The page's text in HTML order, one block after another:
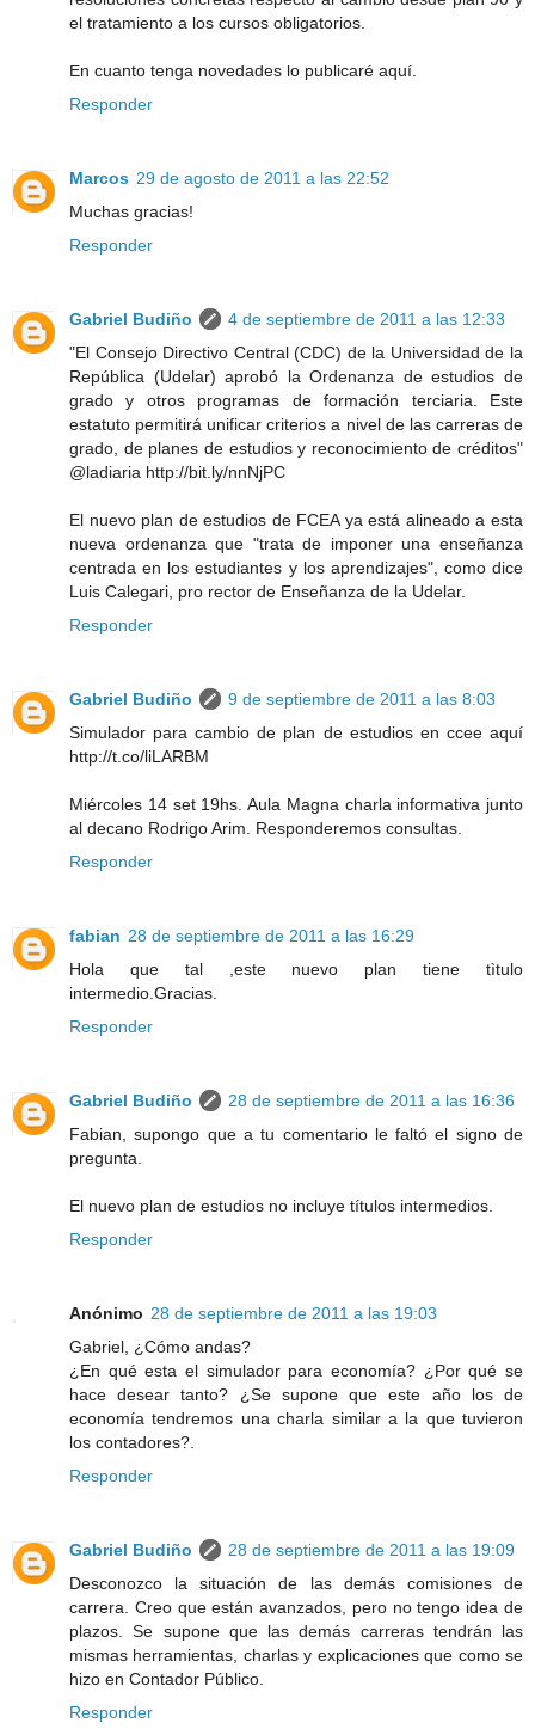
el tratamiento a los cursos obligatorios.
En cuanto tenga novedades lo publicaré aquí.
Responder
Marcos 29 de agosto de 2011 a las 22:52
Muchas gracias!
Responder
Gabriel Budiño
4 de septiembre de 2011 a las 12:33
"El Consejo Directivo Central (CDC) de la Universidad de la
República (Udelar) aprobó la Ordenanza de estudios de
grado y otros programas de formación terciaria. Este
estatuto permitirá unificar criterios a nivel de las carreras de
grado, de planes de estudios y reconocimiento de créditos"
@ladiaria http://bit.ly/nnNjPC
El nuevo plan de estudios de FCEA ya está alineado a esta
nueva ordenanza que "trata de imponer una enseñanza
centrada en los estudiantes y los aprendizajes", como dice
Luis Calegari, pro rector de Enseñanza de la Udelar.
Responder
Gabriel Budiño
9 de septiembre de 2011 a las 8:03
Simulador para cambio de plan de estudios en ccee aquí
http://t.co/liLARBM
Miércoles 14 set 19hs. Aula Magna charla informativa junto
al decano Rodrigo Arim. Responderemos consultas.
Responder
fabian 28 de septiembre de 2011 a las 16:29
Hola que tal ,este nuevo plan tiene tìtulo
intermedio.Gracias.
Responder
Gabriel Budiño
28 de septiembre de 2011 a las 16:36
Fabian, supongo que a tu comentario le faltó el signo de
pregunta.
El nuevo plan de estudios no incluye títulos intermedios.
Responder
Anónimo 28 de septiembre de 2011 a las 19:03
Gabriel, ¿Cómo andas?
¿En qué esta el simulador para economía? ¿Por qué se
hace desear tanto? ¿Se supone que este año los de
economía tendremos una charla similar a la que tuvieron
los contadores?.
Responder
Gabriel Budiño
28 de septiembre de 2011 a las 19:09
Desconozco la situación de las demás comisiones de
carrera. Creo que están avanzados, pero no tengo idea de
plazos. Se supone que las demás carreras tendrán las
mismas herramientas, charlas y explicaciones que como se
hizo en Contador Público.
Responder